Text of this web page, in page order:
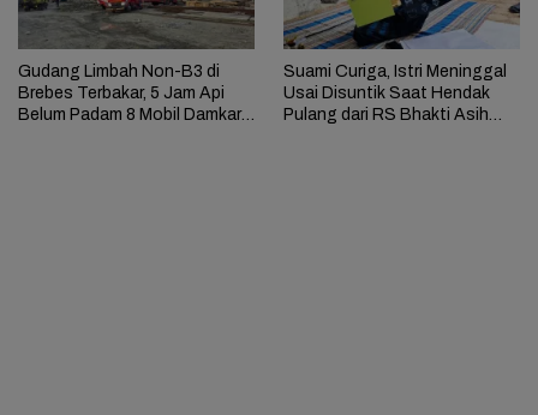
Gudang Limbah Non-B3 di
Brebes Terbakar, 5 Jam Api
Belum Padam 8 Mobil Damkar
Suami Curiga, Istri Meninggal
Usai Disuntik Saat Hendak
Pulang dari RS Bhakti Asih